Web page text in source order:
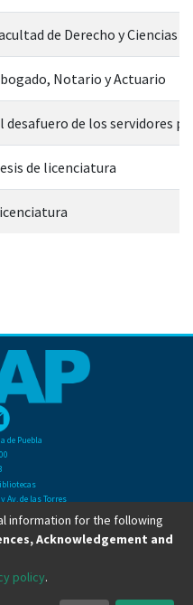
de Derecho y Ciencias
Notario y Actuario
desafuero de los servidores
de licenciatura
de Puebla
Av. de las Torres
San Manuel
Ext 2901
information for the following
Acknowledgement and
policy.